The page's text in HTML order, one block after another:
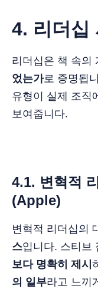
4. 리더십
리더십은 책 속의
었는가로 증명됩
유형이 실제 조직
보여줍니다.
4.1. 변혁적
(Apple)
변혁적 리더십의
스입니다. 스티브
보다 명확히 제시
의 일부라고 느끼